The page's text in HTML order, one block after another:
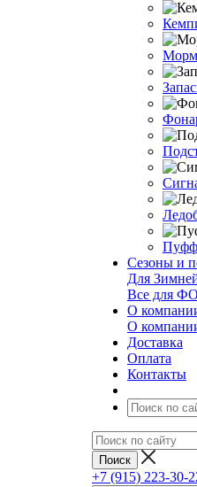
Сезоны и
Для
Все для
О
О
Доставка
Оплата
Контакты
+7 (915) 223-30-